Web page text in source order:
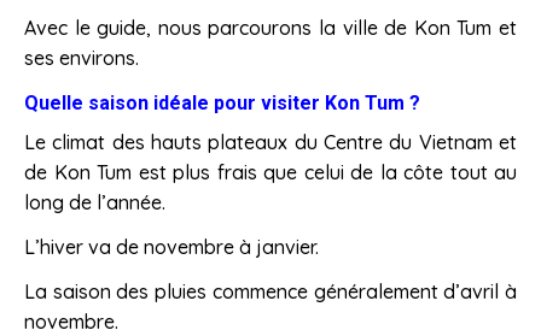
Avec le guide, nous parcourons la ville de Kon Tum et
ses environs.
Quelle saison idéale pour visiter Kon Tum ?
Le climat des hauts plateaux du Centre du Vietnam et
de Kon Tum est plus frais que celui de la côte tout au
long de l’année.
L’hiver va de novembre à janvier.
La saison des pluies commence généralement d’avril à
novembre.